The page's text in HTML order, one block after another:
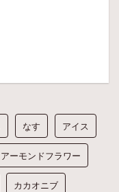
なす アイス
アーモンドフラワー
カカオニブ